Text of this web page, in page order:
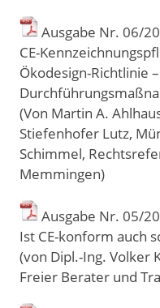
Ausgabe Nr. 06/
CE-
Ökodesign-Richtlinie
(Von Martin A.
Stiefenhofer Lutz,
Schimmel,
Memmingen)
Ausgabe Nr. 05/
Ist CE-konform auch
(von Dipl.-Ing. Volker
Freier Berater und